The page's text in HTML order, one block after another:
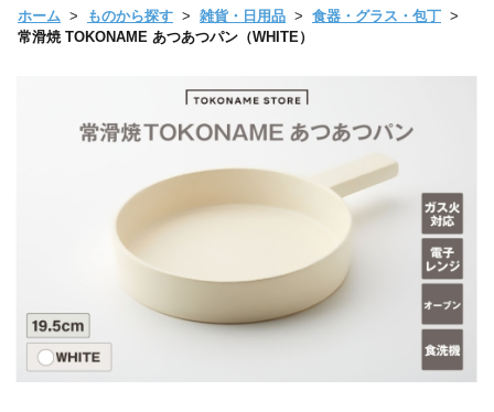
ホーム ものから探す 雑貨・日用品
食器・グラス・包丁
常滑焼 TOKONAME あつあつパン（WHITE）